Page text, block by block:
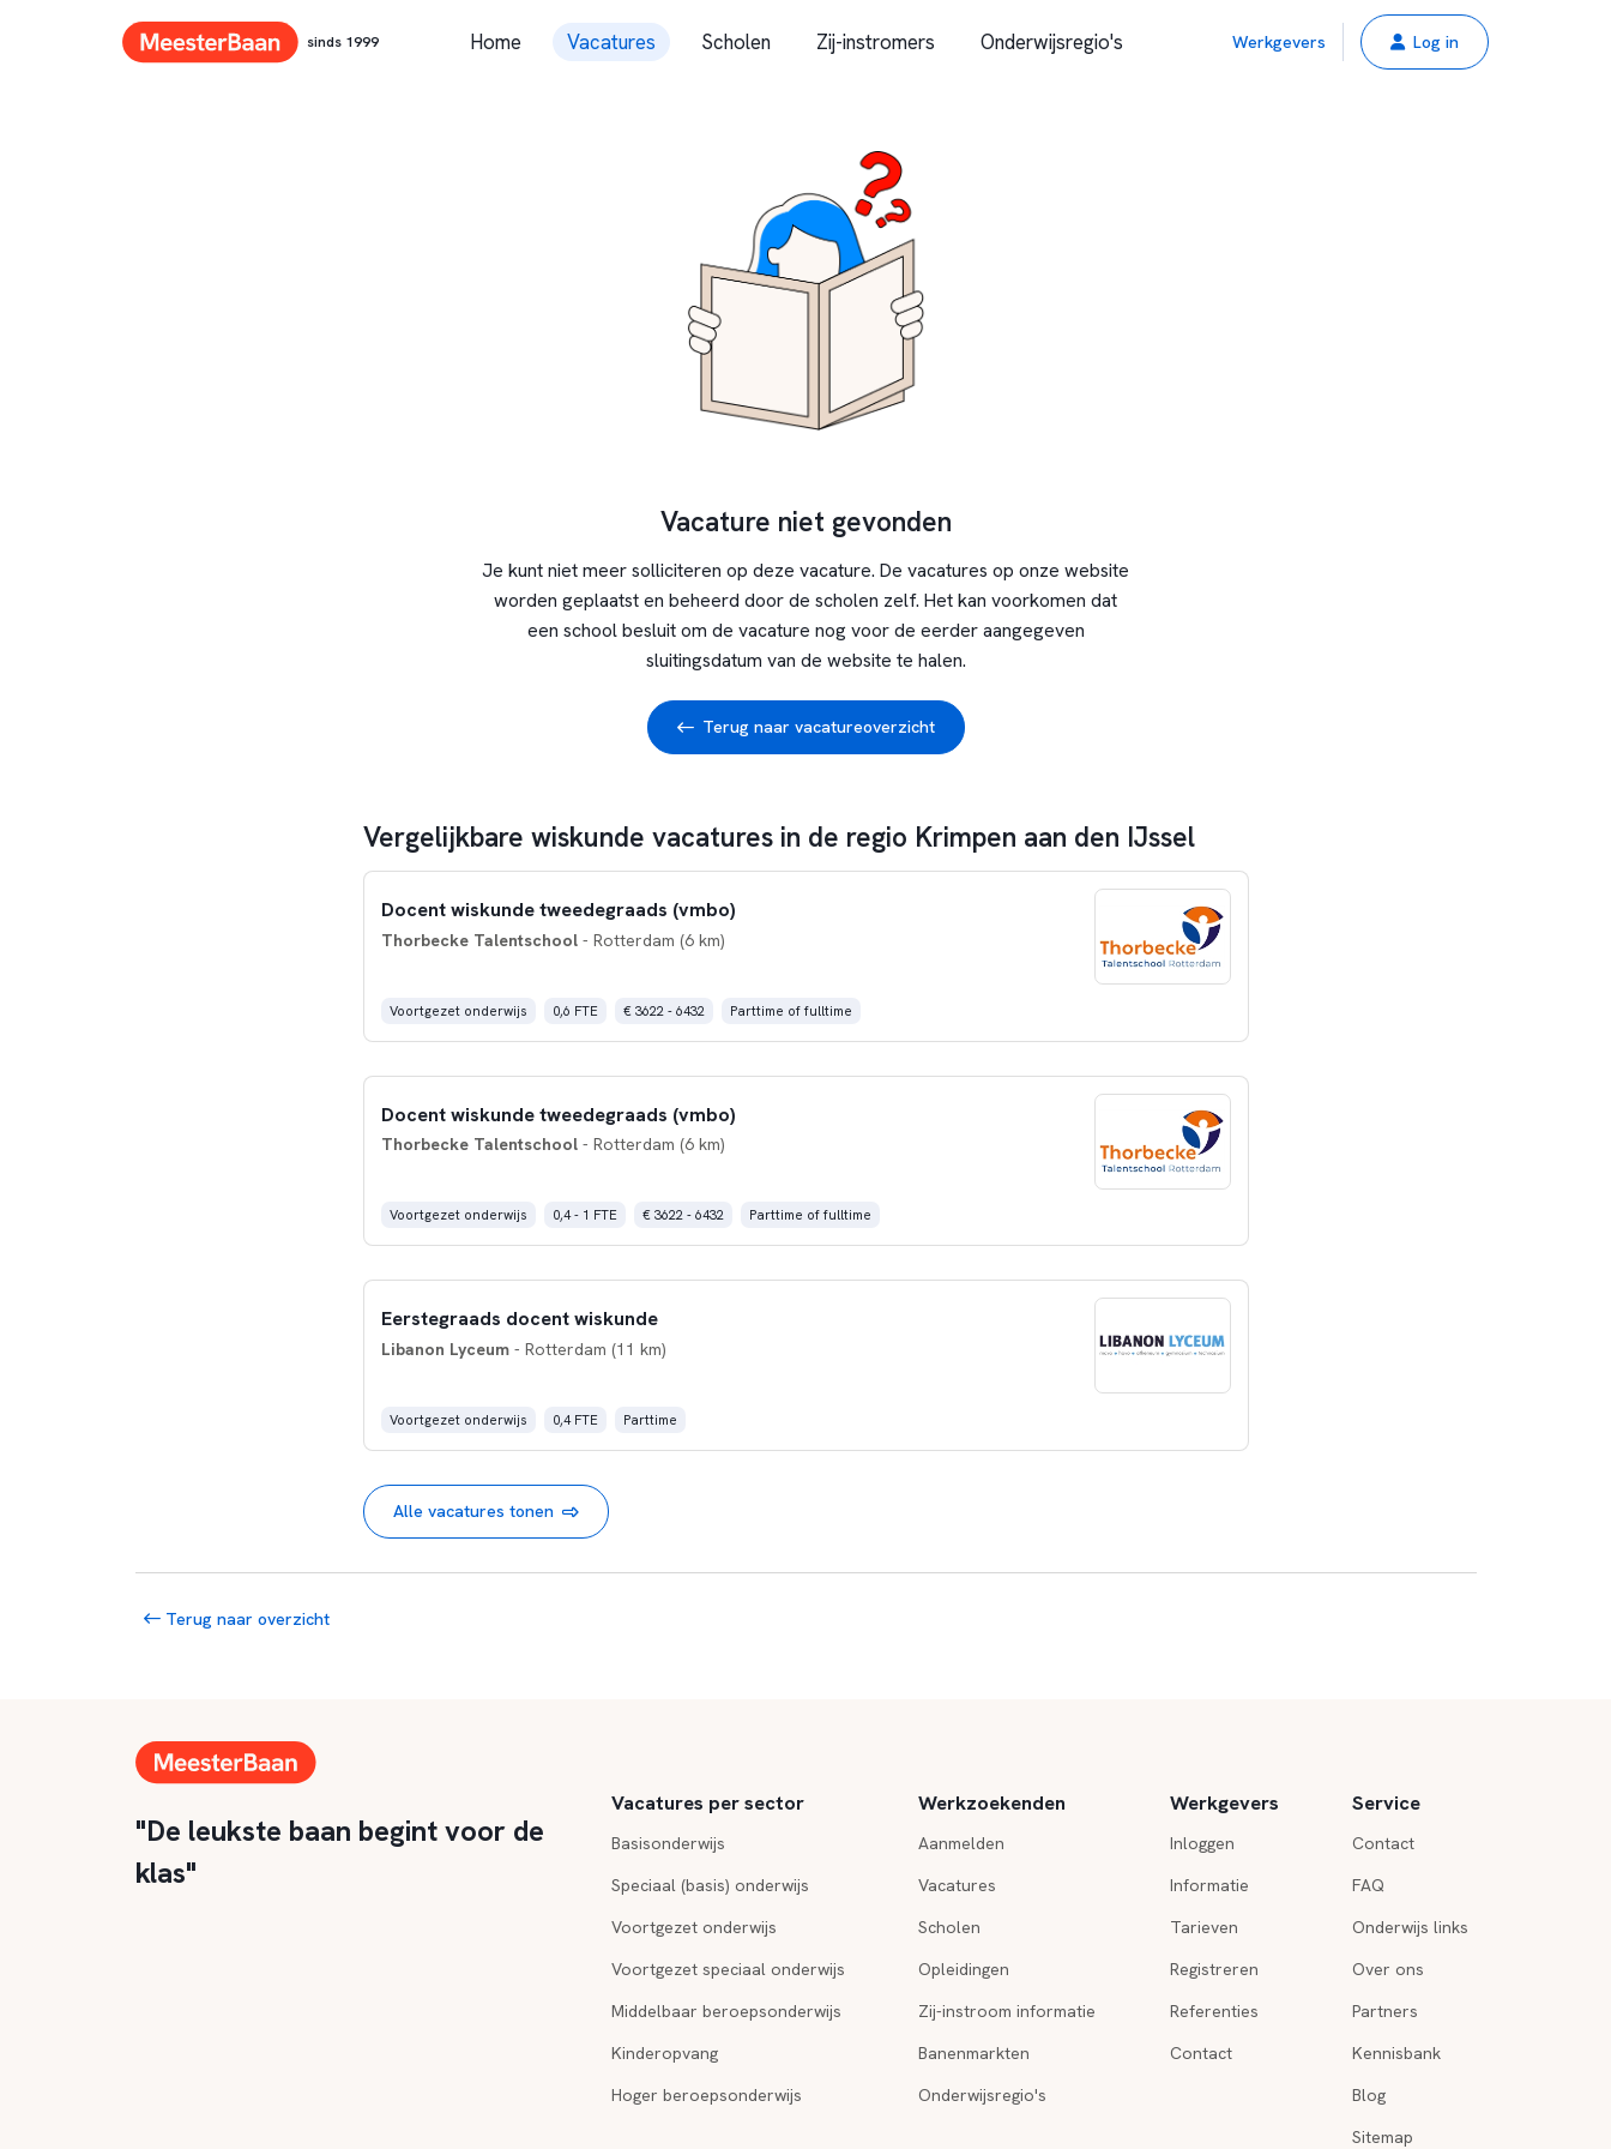
sinds 1999 Home Vacatures Scholen Zij-instromers Onderwijsregio's Werkgevers Log in
Vacature niet gevonden
Je kunt niet meer solliciteren op deze vacature. De vacatures op onze website
worden geplaatst en beheerd door de scholen zelf. Het kan voorkomen dat
een school besluit om de vacature nog voor de eerder aangegeven
sluitingsdatum van de website te halen.
Terug naar vacatureoverzicht
Vergelijkbare wiskunde vacatures in de regio Krimpen aan den IJssel
Docent wiskunde tweedegraads (vmbo)
Thorbecke Talentschool- Rotterdam (6 km)
Voortgezet onderwijs 0,6 FTE € 3622 - 6432 Parttime of fulltime
Docent wiskunde tweedegraads (vmbo)
Thorbecke Talentschool- Rotterdam (6 km)
Voortgezet onderwijs 0,4 - 1 FTE € 3622 - 6432 Parttime of fulltime
Eerstegraads docent wiskunde
Libanon Lyceum- Rotterdam (11 km)
Voortgezet onderwijs 0,4 FTE Parttime
Alle vacatures tonen
Terug naar overzicht
"De leukste baan begint voor de
klas"
Vacatures per sector
Basisonderwijs
Speciaal (basis) onderwijs
Voortgezet onderwijs
Voortgezet speciaal onderwijs
Middelbaar beroepsonderwijs
Kinderopvang
Hoger beroepsonderwijs
Werkzoekenden
Aanmelden
Vacatures
Scholen
Opleidingen
Zij-instroom informatie
Banenmarkten
Onderwijsregio's
Werkgevers
Inloggen
Informatie
Tarieven
Registreren
Referenties
Contact
Service
Contact
FAQ
Onderwijs links
Over ons
Partners
Kennisbank
Blog
Sitemap